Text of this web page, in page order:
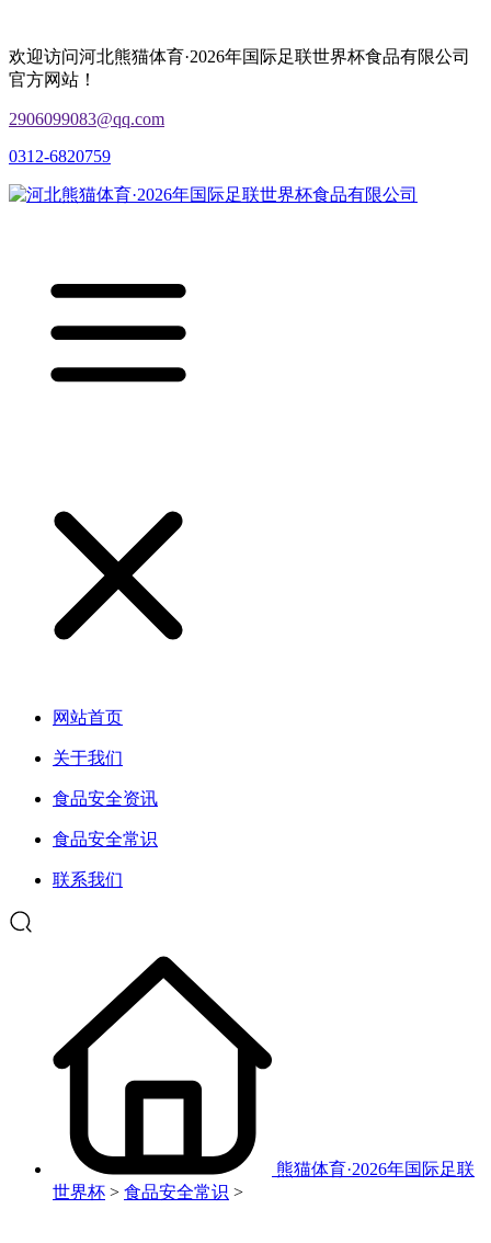
欢迎访问河北熊猫体育·2026年国际足联世界杯食品有限公司
官方网站！
2906099083@qq.com
0312-6820759
网站首页
关于我们
食品安全资讯
食品安全常识
联系我们
熊猫体育·2026年国际足联
世界杯 > 食品安全常识 >